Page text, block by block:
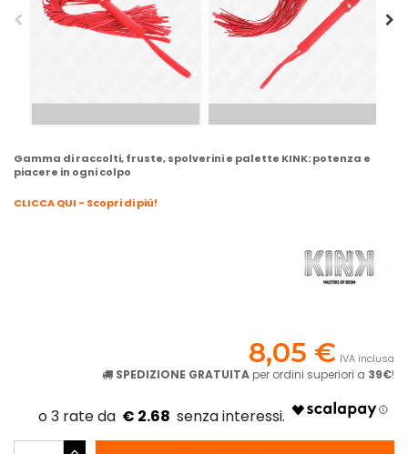
Gamma di raccolti, fruste, spolverini e palette KINK: potenza e
piacere in ogni colpo
CLICCA QUI - Scopri di più!
8,05 € IVA inclusa
SPEDIZIONE GRATUITA per ordini superiori a 39€!
€ 2.68